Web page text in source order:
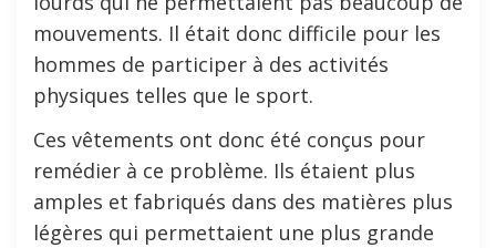
mouvements. Il était donc difficile pour les
hommes de participer à des activités
physiques telles que le sport.
Ces vêtements ont donc été conçus pour
remédier à ce problème. Ils étaient plus
amples et fabriqués dans des matières plus
légères qui permettaient une plus grande